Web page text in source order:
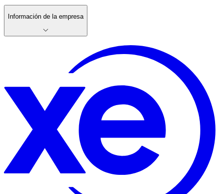
Información de la empresa